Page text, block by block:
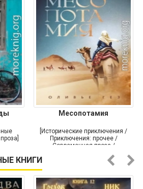
Месопотамия
[Исторические приключения /
Приключения: прочее /
Современная проза /
КНИГИ